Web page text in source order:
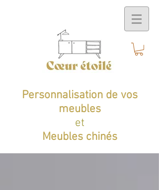
Personnalisation de vos
meubles
et
Meubles chinés